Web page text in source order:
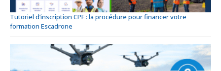
Tutoriel d’inscription CPF : la procédure pour financer votre
formation Escadrone